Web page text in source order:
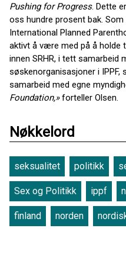
Pushing for Progress. Dette
oss hundre prosent bak.
International Planned
aktivt å være med på å holde
innen SRHR, i tett samarbeid
søskenorganisasjoner i IPPF,
samarbeid med egne
Foundation,»forteller Olsen.
Nøkkelord
seksualitet politikk
Sex og Politikk ippf
finland norden